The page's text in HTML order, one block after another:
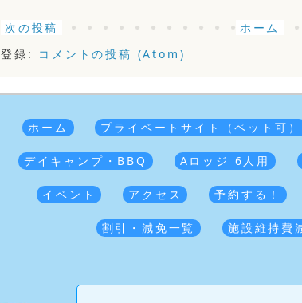
次の投稿
ホーム
登録: コメントの投稿 (Atom)
ホーム プライベートサイト（ペット可）
デイキャンプ・BBQ Aロッジ 6人用
イベント アクセス 予約する！
割引・減免一覧 施設維持費